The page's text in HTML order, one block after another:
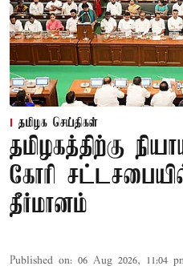
தமிழக செய்திகள்
தமிழகத்திற்கு
கோரி
தீர்மானம்
Published on: 06 Aug 2026, 11:04